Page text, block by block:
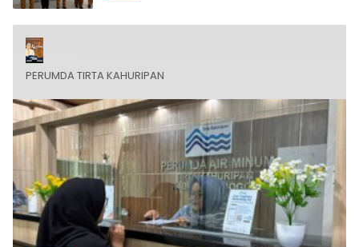
PERUMDA TIRTA KAHURIPAN